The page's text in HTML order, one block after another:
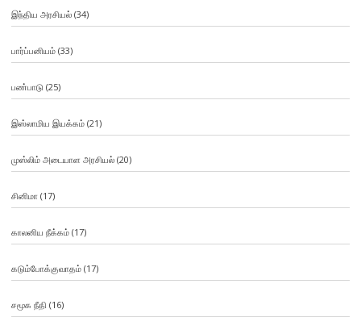
இந்திய அரசியல்(34)
பார்ப்பனியம்(33)
பண்பாடு(25)
இஸ்லாமிய இயக்கம்(21)
முஸ்லிம் அடையாள அரசியல்(20)
சினிமா (17)
காலனிய நீக்கம்(17)
கடும்போக்குவாதம்(17)
சமூக நீதி (16)